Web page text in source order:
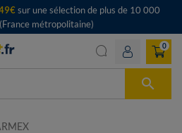
sur une sélection de plus de 10 000
métropolitaine)

0